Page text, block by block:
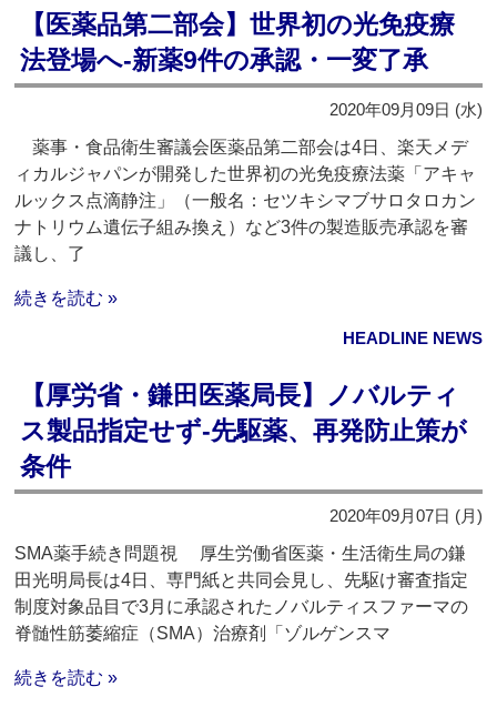
【医薬品第二部会】世界初の光免疫療
法登場へ‐新薬9件の承認・一変了承
2020年09月09日 (水)
薬事・食品衛生審議会医薬品第二部会は4日、楽天メデ
ィカルジャパンが開発した世界初の光免疫療法薬「アキャ
ルックス点滴静注」（一般名：セツキシマブサロタロカン
ナトリウム遺伝子組み換え）など3件の製造販売承認を審
議し、了
続きを読む »
HEADLINE NEWS
【厚労省・鎌田医薬局長】ノバルティ
ス製品指定せず‐先駆薬、再発防止策が
条件
2020年09月07日 (月)
SMA薬手続き問題視 厚生労働省医薬・生活衛生局の鎌
田光明局長は4日、専門紙と共同会見し、先駆け審査指定
制度対象品目で3月に承認されたノバルティスファーマの
脊髄性筋萎縮症（SMA）治療剤「ゾルゲンスマ
続きを読む »